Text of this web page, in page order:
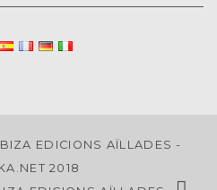
EDICIONS AÏLLADES -
2018